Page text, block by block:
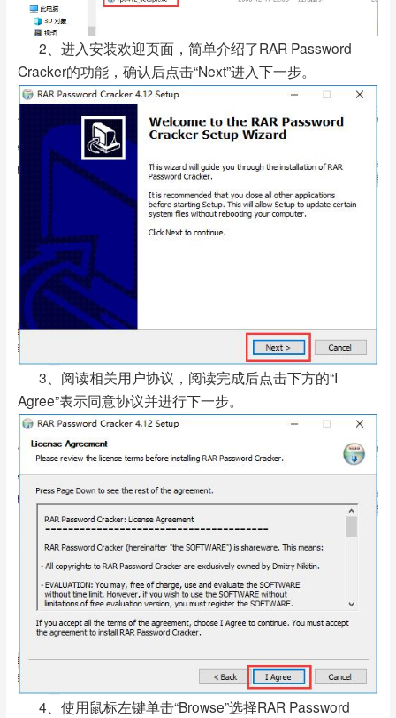
2、进入安装欢迎页面，简单介绍了RAR Password
Cracker的功能，确认后点击“Next”进入下一步。
3、阅读相关用户协议，阅读完成后点击下方的“I
Agree”表示同意协议并进行下一步。
4、使用鼠标左键单击“Browse”选择RAR Password